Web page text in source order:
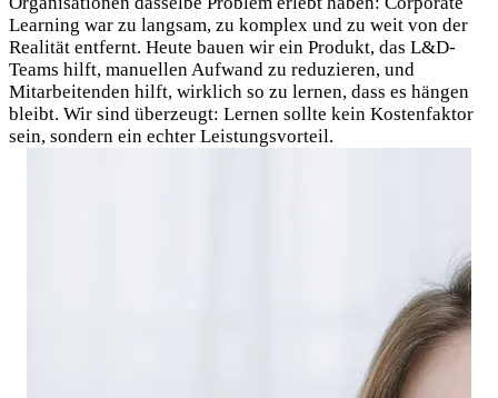
Learning war zu langsam, zu komplex und zu weit von der
Realität entfernt. Heute bauen wir ein Produkt, das L&D-
Teams hilft, manuellen Aufwand zu reduzieren, und
Mitarbeitenden hilft, wirklich so zu lernen, dass es hängen
bleibt. Wir sind überzeugt: Lernen sollte kein Kostenfaktor
sein, sondern ein echter Leistungsvorteil.